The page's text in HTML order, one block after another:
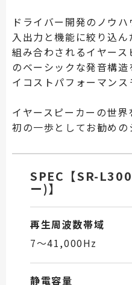
ドライバー開発のノウ
入出力と機能に絞り込
組み合わされるイヤー
のベーシックな発音構
イコストパフォーマンス
イヤースピーカーの世
初の一歩としてお勧めの
SPEC【SR-
ー)】
再生周波数帯域
7～41,000Hz
静電容量